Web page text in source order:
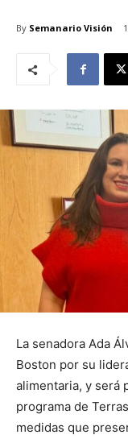
By Semanario Visión
La senadora Ada
Boston por su
alimentaria, y será
programa de
medidas que